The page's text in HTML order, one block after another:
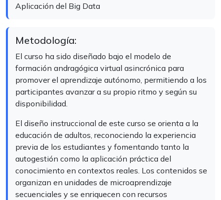
Aplicación del Big Data
Metodología:
El curso ha sido diseñado bajo el modelo de
formación andragógica virtual asincrónica para
promover el aprendizaje autónomo, permitiendo a los
participantes avanzar a su propio ritmo y según su
disponibilidad.
El diseño instruccional de este curso se orienta a la
educación de adultos, reconociendo la experiencia
previa de los estudiantes y fomentando tanto la
autogestión como la aplicación práctica del
conocimiento en contextos reales. Los contenidos se
organizan en unidades de microaprendizaje
secuenciales y se enriquecen con recursos